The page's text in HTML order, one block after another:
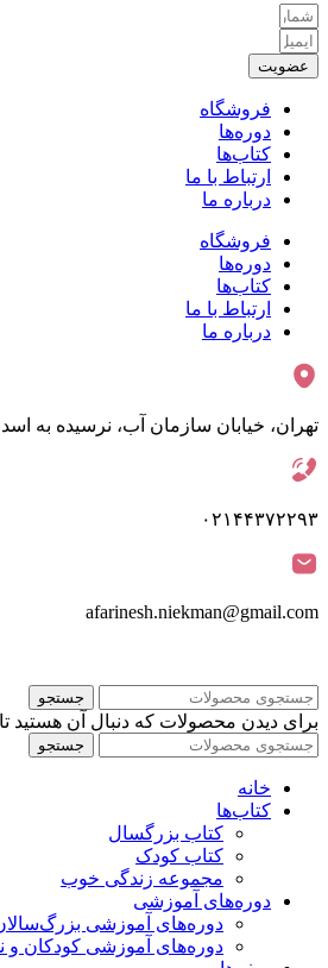
عضویت
فروشگاه
دوره‌ها
کتاب‌ها
ارتباط با ما
درباره ما
فروشگاه
دوره‌ها
کتاب‌ها
ارتباط با ما
درباره ما
تهران، خیابان سازمان آب، نرسیده به اسدی، پلاک
۰۲۱۴۴۳۷۲۲۹۳
afarinesh.niekman@gmail.com
جستجو
برای دیدن محصولات که دنبال آن هستید
جستجو
خانه
کتاب‌ها
کتاب بزرگسال
کتاب کودک
مجموعه زندگی خوب
دوره‌های آموزشی
دوره‌های آموزشی
دوره‌های آموزشی کودکان و